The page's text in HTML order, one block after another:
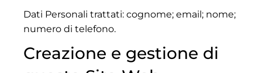
Dati Personali trattati: cognome; email; nome;
numero di telefono.
Creazione e gestione di